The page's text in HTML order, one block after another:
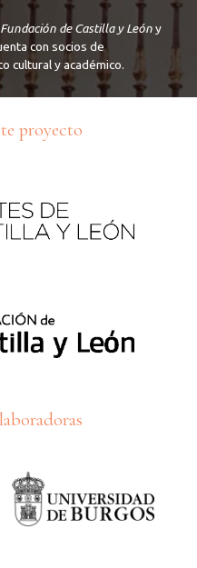
Fundación de Castilla y Leóny
con socios de
cultural y académico.
proyecto